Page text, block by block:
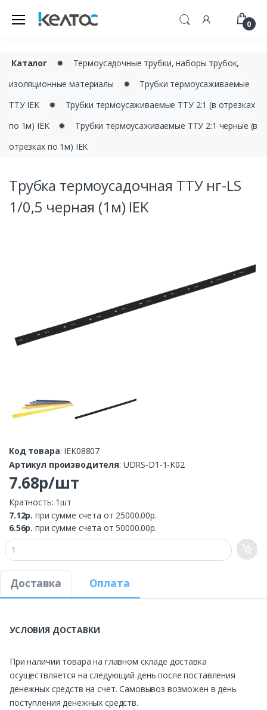
0
Каталог ✹
Термоусадочные трубки, наборы трубок,
изоляционные материалы
✹
Трубки термоусаживаемые
ТТУ IEK
✹
Трубки термоусаживаемые ТТУ 2:1 (в отрезках
по 1м) IEK
✹
Трубки термоусаживаемые ТТУ 2:1 черные (в
отрезках по 1м) IEK
Трубка термоусадочная ТТУ нг-LS
1/0,5 черная (1м) IEK
Код товара: IEK08807
Артикул производителя: UDRS-D1-1-K02
7.68р/шт
Кратность: 1шт
7.12р. при сумме счета от 25000.00р.
6.56р. при сумме счета от 50000.00р.
Доставка Оплата
УСЛОВИЯ ДОСТАВКИ
При наличии товара на главном складе доставка
осуществляется на следующий день после поставления
денежных средств на счет. Самовывоз возможен в день
поступления денежных средств.